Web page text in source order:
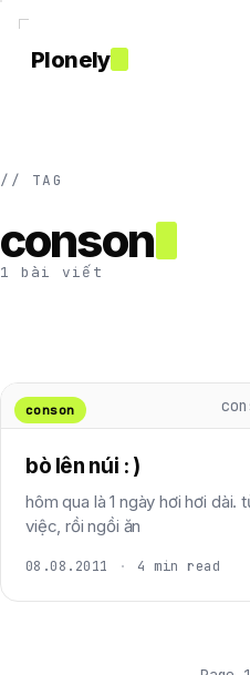
Plonely
// TAG
conson
1 bài viết
conson
bò lên núi : )
hôm qua là 1 ngày hơi hơi
việc, rồi ngồi ăn
08.08.2011 · 4 min read